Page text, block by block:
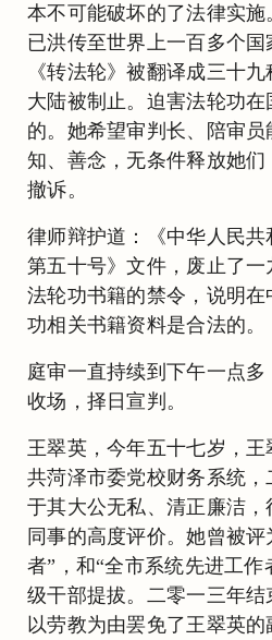
本不可能破坏的了法律实施
已洪传至世界上一百多个
《转法轮》被翻译成三十
大陆被制止。迫害法轮功
的。她希望审判长、陪审员
知、善念，无条件释放她
撤诉。
律师辩护道：《中华人民
第五十号》文件，废止了
法轮功书籍的禁令，说明
功相关书籍资料是合法的。
庭审一直持续到下午一点
收场，择日宣判。
王翠英，今年五十七岁，
共菏泽市委党校财务系统
于其大公无私、清正廉洁
同事的高度评价。她曾被
者”，和“全市系统先进工作
级干部提拔。二零一三年
以劳教为由罢免了王翠英